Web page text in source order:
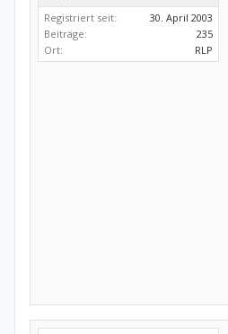
Registriert seit:
30. April 2003
Beiträge:
235
Ort:
RLP